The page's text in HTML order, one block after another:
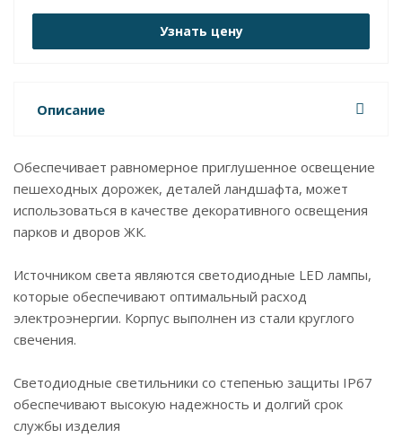
Узнать цену
Описание
Обеспечивает равномерное приглушенное освещение
пешеходных дорожек, деталей ландшафта, может
использоваться в качестве декоративного освещения
парков и дворов ЖК.
Источником света являются светодиодные LED лампы,
которые обеспечивают оптимальный расход
электроэнергии. Корпус выполнен из стали круглого
свечения.
Светодиодные светильники со степенью защиты IP67
обеспечивают высокую надежность и долгий срок
службы изделия